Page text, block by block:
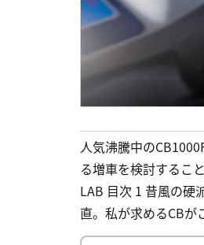
人気沸騰中の
る増車を検討するこ
LAB 目次 1 昔風の硬
直。私が求めるCB